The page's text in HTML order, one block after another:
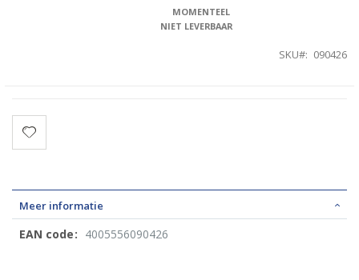
MOMENTEEL
NIET LEVERBAAR
SKU 090426
Meer informatie
Meer
4005556090426